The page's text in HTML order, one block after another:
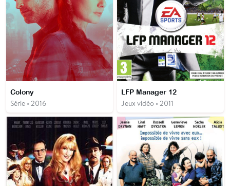
Colony
Série • 2016
LFP Manager 12
Jeux vidéo • 2011